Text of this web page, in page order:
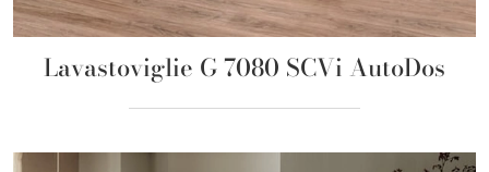
Lavastoviglie G 7080 SCVi AutoDos